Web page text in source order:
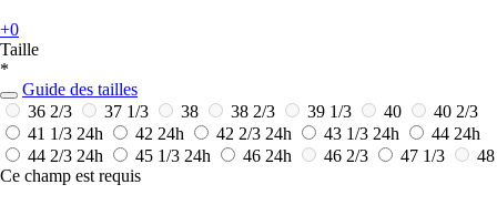
+0
Taille
*
Guide des tailles
36 2/3
37 1/3 38 38 2/3 39 1/3 40
40 2/3
41 1/3 24h 42 24h 42 2/3 24h 43 1/3 24h 44 24h
44 2/3 24h 45 1/3 24h 46 24h 46 2/3 47 1/3
48
Ce champ est requis